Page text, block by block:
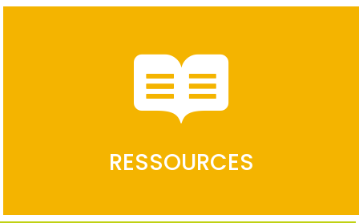
RESSOURCES